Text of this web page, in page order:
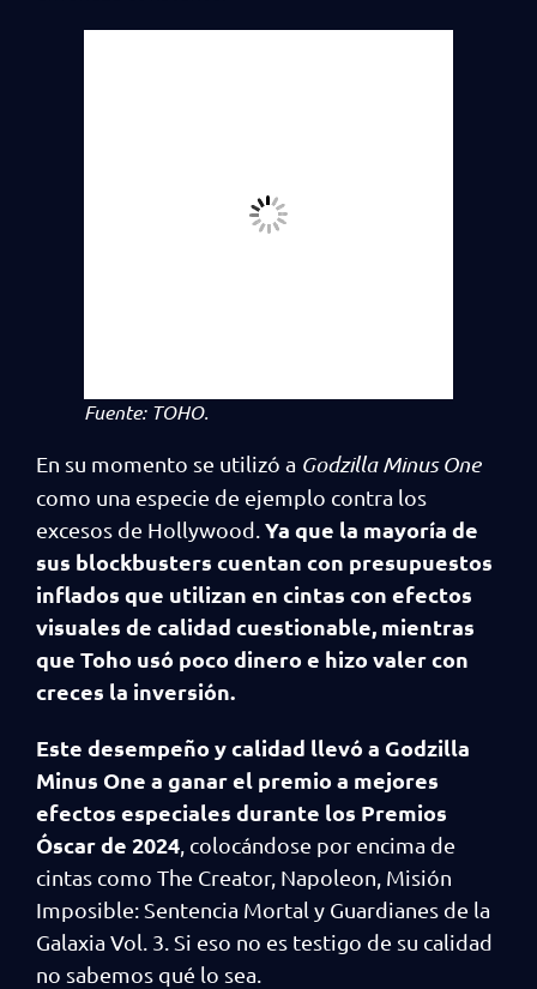
Fuente: TOHO.
En su momento se utilizó a Godzilla Minus One
como una especie de ejemplo contra los
excesos de Hollywood. Ya que la mayoría de
sus blockbusters cuentan con presupuestos
inflados que utilizan en cintas con efectos
visuales de calidad cuestionable, mientras
que Toho usó poco dinero e hizo valer con
creces la inversión.
Este desempeño y calidad llevó a Godzilla
Minus One a ganar el premio a mejores
efectos especiales durante los Premios
Óscar de 2024 , colocándose por encima de
cintas como The Creator, Napoleon, Misión
Imposible: Sentencia Mortal y Guardianes de la
Galaxia Vol. 3. Si eso no es testigo de su calidad
no sabemos qué lo sea.